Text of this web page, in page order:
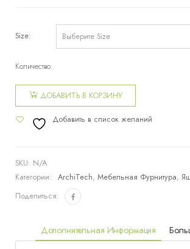
Size
Количество:
товара
Ящик
внутренний
(Push to
open silent)
ДОБАВИТЬ В КОРЗИНУ
Добавить в список желаний
SKU: N/A
Категории:
ArchiTech,Мебельная Фурнитура,
Поделиться:
Дополнительная Информация